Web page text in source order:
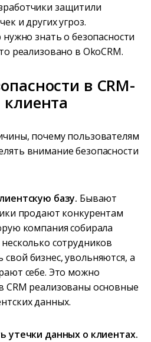
защитили
и других угроз.
нужно знать о безопасности
реализовано в OkoCRM.
в CRM-
почему пользователям
внимание безопасности
базу. Бывают
продают конкурентам
компания собирала
сотрудников
бизнес, увольняются, а
себе. Это можно
CRM реализованы основные
данных.
утечки данных о клиентах.